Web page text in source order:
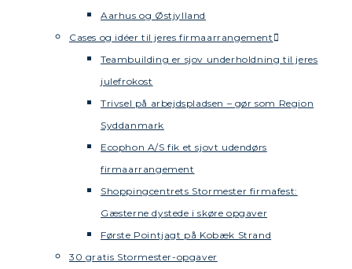
Aarhus og Østjylland
Cases og idéer til jeres firmaarrangement
Teambuilding er sjov underholdning til jeres
julefrokost
Trivsel på arbejdspladsen – gør som Region
Syddanmark
Ecophon A/S fik et sjovt udendørs
firmaarrangement
Shoppingcentrets Stormester firmafest:
Gæsterne dystede i skøre opgaver
Første Pointjagt på Kobæk Strand
30 gratis Stormester-opgaver